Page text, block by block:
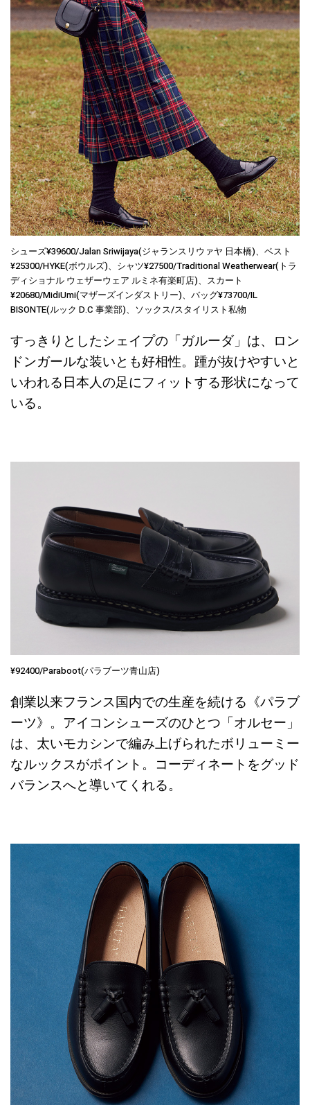
シューズ¥39600/Jalan Sriwijaya(ジャランスリウァヤ 日本橋)、ベスト
¥25300/HYKE(ボウルズ)、シャツ¥27500/Traditional Weatherwear(トラ
ディショナル ウェザーウェア ルミネ有楽町店)、スカート
¥20680/MidiUmi(マザーズインダストリー)、バッグ¥73700/IL
BISONTE(ルック D.C 事業部)、ソックス/スタイリスト私物
すっきりとしたシェイプの「ガルーダ」は、ロン
ドンガールな装いとも好相性。踵が抜けやすいと
いわれる日本人の足にフィットする形状になって
いる。
¥92400/Paraboot(パラブーツ青山店)
創業以来フランス国内での生産を続ける《パラブ
ーツ》。アイコンシューズのひとつ「オルセー」
は、太いモカシンで編み上げられたボリューミー
なルックスがポイント。コーディネートをグッド
バランスへと導いてくれる。